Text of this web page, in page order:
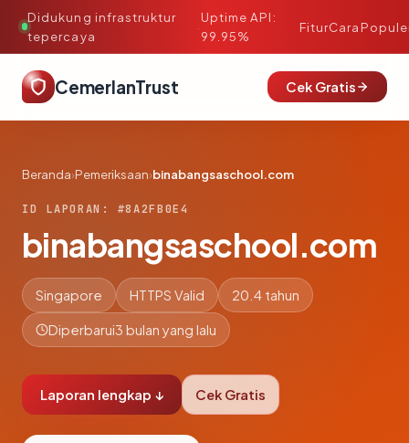
Didukung infrastruktur
tepercaya
·
Uptime API:
99.95%
FiturCara
CemerlanTrust Cek Gratis
Beranda›Pemeriksaan›binabangsaschool.com
ID LAPORAN: #8A2FB0E4
binabangsaschool.com
Singapore HTTPS Valid 20.4 tahun
Diperbarui3 bulan yang lalu
Laporan lengkap ↓ Cek Gratis